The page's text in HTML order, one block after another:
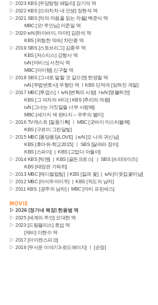
▷ 2023 KBS [우당탕탕 패밀리] 강기석 역
▷ 2022 KBS [으라차차 내 인생] 장현석 역
▷ 2021 SBS [악의 마음을 읽는 자들] 백준식 역
MBC [오! 주인님] 이준일 역
▷ 2020 tvN [하이바이, 마마!] 김판석 역
KBS [위험한 약속] 차만종 역
▷ 2019 SBS [스토브리그] 김종무 역
KBS [저스티스] 강형사 역
tvN [어비스] 서천식 역
MBC [아이템] 신구철 역
▷ 2018 SBS [그녀로 말할 것 같으면] 한영철 역
tvN [무법변호사] 우형만 역 l KBS 단막극 [잊혀진 계절]
▷ 2017 MBC [투깝스] l tvN [변혁의 사랑] l tvN [명불허전]
KBS [그 여자의 바다] | KBS [추리의 여왕]
tvN [그녀는 거짓말을 너무 사랑해]
MBC [세가지 색 판타지 – 우주의 별이]
▷ 2016 TV캐스트 [질풍기획] ㅣ MBC [굿바이 미스터블랙]
KBS [구르미 그린달빛]
▷ 2015 MBC [퐁당퐁당LOVE] | tvN [오 나의 귀신님]
KBS [후아유-학교2015] ㅣ SBS [달려라 장미]
KBS [스파이] | KBS [고맙다 아들아]
▷ 2014 KBS [빅맨] | KBS [골든크로스] | SBS [쓰리데이즈]
KBS [태양은 가득히]
▷ 2013 MBC [메디컬탑팀] | KBS [칼과 꽃] | tvN [이웃집꽃미남]
▷ 2012 MBC [아이두아이두] | KBS [적도의 남자]
▷ 2011 KBS [공주의 남자] | MBC [마이 프린세스]
MOVIE
▷ 2026 [정가네 목장] 한용범 역
▷ 2025 [세계의 주인] 오대한 역
▷ 2023 [드림팰리스] 호섭 역
[제비] 이현수 역
▷ 2017 [아이캔스피크]
▷ 2016 [무서운 이야기3-로드에이지] ㅣ [순정]